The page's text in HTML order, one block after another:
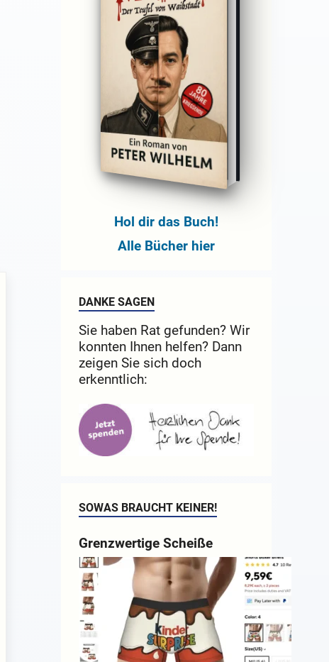
Hol dir das Buch!
Alle Bücher hier
DANKE SAGEN
Sie haben Rat gefunden? Wir
konnten Ihnen helfen? Dann
zeigen Sie sich doch
erkenntlich:
SOWAS BRAUCHT KEINER!
Grenzwertige Scheiße